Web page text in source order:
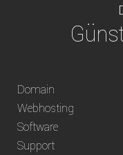
weltweit
Domain
Webhosting
Software
Support